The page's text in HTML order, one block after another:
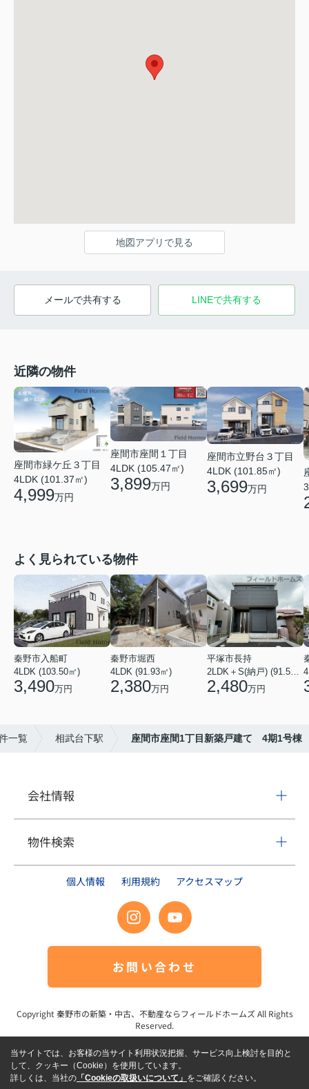
地図アプリで見る
メールで共有する LINEで共有する
近隣の物件
座間市緑ケ丘３丁目
4LDK (101.37㎡)
4,999万円
座間市座間１丁目
4LDK (105.47㎡)
3,899万円
座間市立野台３丁目
4LDK (101.85㎡)
3,699万円
よく見られている物件
秦野市入船町
4LDK (103.50㎡)
3,490万円
秦野市堀西
4LDK (91.93㎡)
2,380万円
平塚市長持
2,480万円
一覧 相武台下駅 座間市座間1丁目新築戸建て 4期1号棟
会社情報
物件検索
個人情報 利用規約 アクセスマップ
お問い合わせ
Copyright 秦野市の新築・中古、不動産ならフィールドホームズAll Rights
Reserved.
当サイトでは、お客様の当サイト利用状況把握、サービス向上検討を目的と
して、クッキー（Cookie）を使用しています。
詳しくは、当社の 「Cookieの取扱いについて」 をご確認ください。